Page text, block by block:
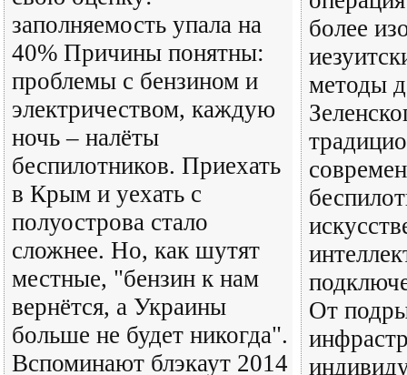
заполняемость упала на
40% Причины понятны:
проблемы с бензином и
электричеством, каждую
ночь – налёты
беспилотников. Приехать
в Крым и уехать с
полуострова стало
сложнее. Но, как шутят
местные, "бензин к нам
вернётся, а Украины
больше не будет никогда".
Вспоминают блэкаут 2014
более
методы
От